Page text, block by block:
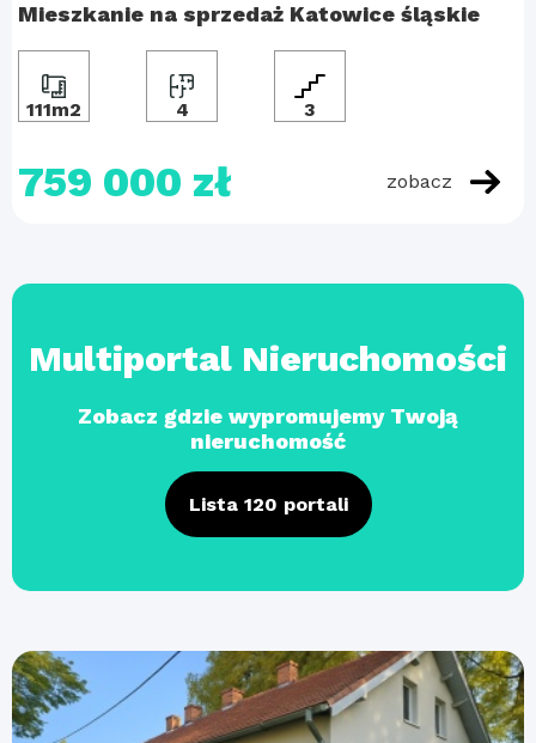
Mieszkanie na sprzedaż Katowice śląskie
111m2 4 3
759 000 zł zobacz
Multiportal Nieruchomości
Zobacz gdzie wypromujemy Twoją
nieruchomość
Lista 120 portali